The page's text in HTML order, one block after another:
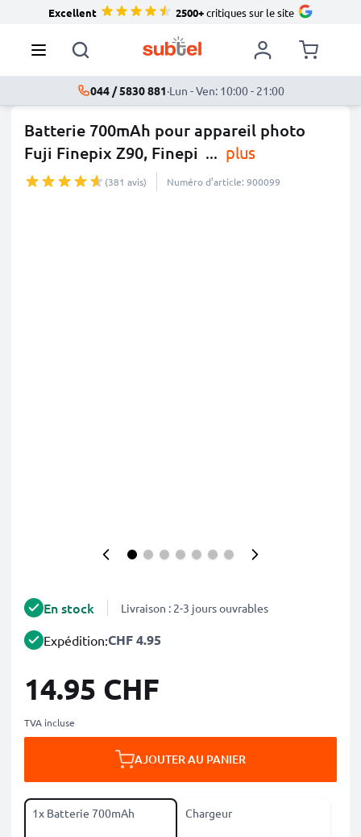
Excellent 2500+critiques sur le site
044 / 5830 881·Lun - Ven: 10:00 - 21:00
Batterie 700mAh pour appareil photo
Fuji Finepix Z90, Finepi ... plus
(381 avis) Numéro d’article: 900099
En stock Livraison : 2-3 jours ouvrables
Expédition:CHF 4.95
14.95 CHF
TVA incluse
AJOUTER AU PANIER
1x Batterie 700mAh Chargeur